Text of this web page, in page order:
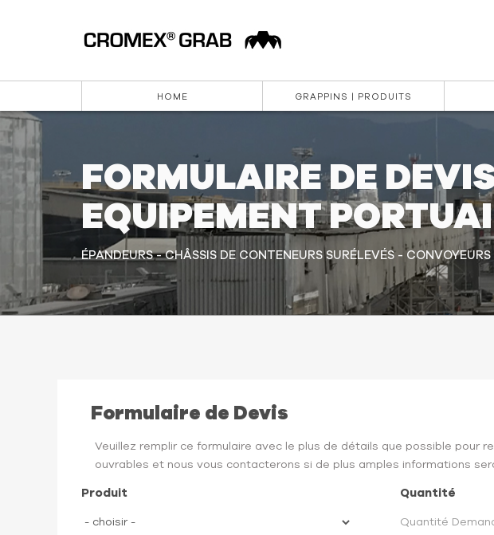
HOME GRAPPINS | PRODUITS
FORMULAIRE DE
EQUIPEMENT
ÉPANDEURS - CHÂSSIS DE CONTENEURS SURÉLEVÉS -
Formulaire de Devis
Veuillez remplir ce formulaire avec le plus de détails que possible pour
ouvrables et nous vous contacterons si de plus amples informations
Produit Quantité